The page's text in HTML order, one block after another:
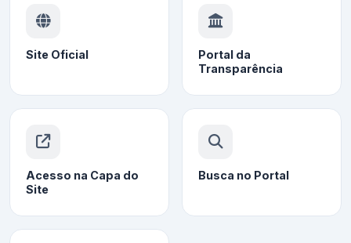
Site Oficial
Portal da
Transparência
Acesso na Capa do
Site
Busca no Portal